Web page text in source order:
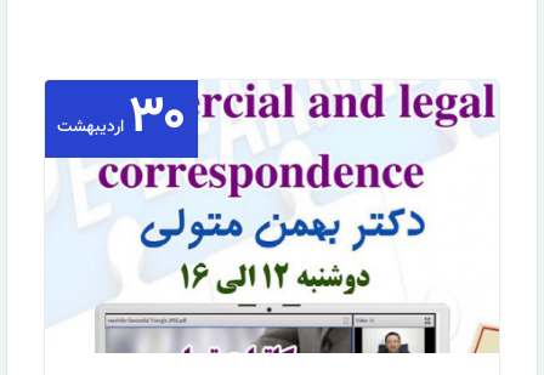
۳۰ اردیبهشت